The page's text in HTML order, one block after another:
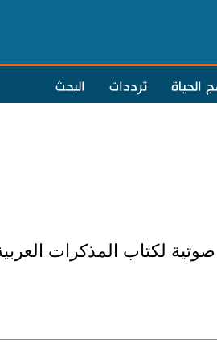
الحياة ترددات البحث
لكتاب المذكرات العربية